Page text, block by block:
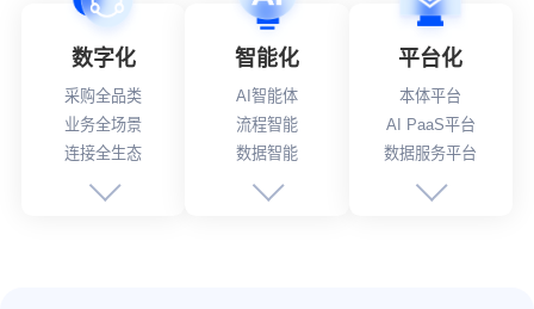
数字化
采购全品类
业务全场景
连接全生态
智能化
AI智能体
流程智能
数据智能
平台化
本体平台
AI PaaS平台
数据服务平台